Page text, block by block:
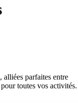
parfaites entre
toutes vos activités.